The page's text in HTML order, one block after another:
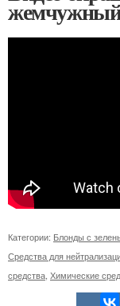
Категории: Блонды с
Средства для
средства Химические